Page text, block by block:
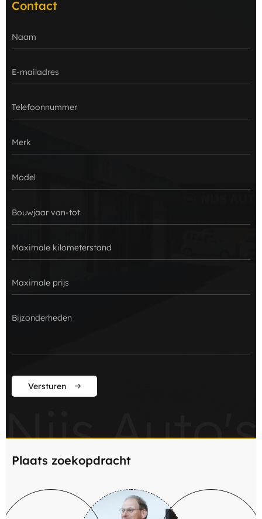
Plaats zoekopdracht
Contact
Versturen
Nijs Auto's